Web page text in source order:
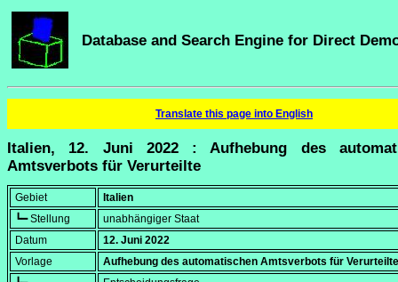
Database and Search Engine for Direct
Translate this page into English
Italien, 12. Juni 2022 : Aufhebung des
Amtsverbots für Verurteilte
Gebiet
Italien
┗━ Stellung
unabhängiger Staat
Datum
12. Juni 2022
Vorlage
Aufhebung des automatischen Amtsverbots für Verurteilte